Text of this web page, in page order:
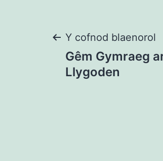
Llywio
cofnod
Y cofnod blaenorol
Gêm Gymraeg
Llygoden